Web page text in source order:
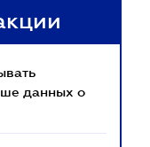
данных о